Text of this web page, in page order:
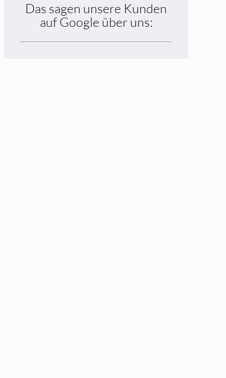
Das sagen unsere Kunden
auf Google über uns: